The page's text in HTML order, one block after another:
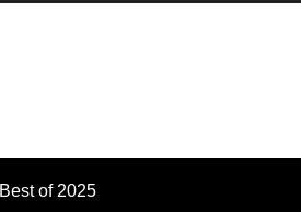
Best of 2025